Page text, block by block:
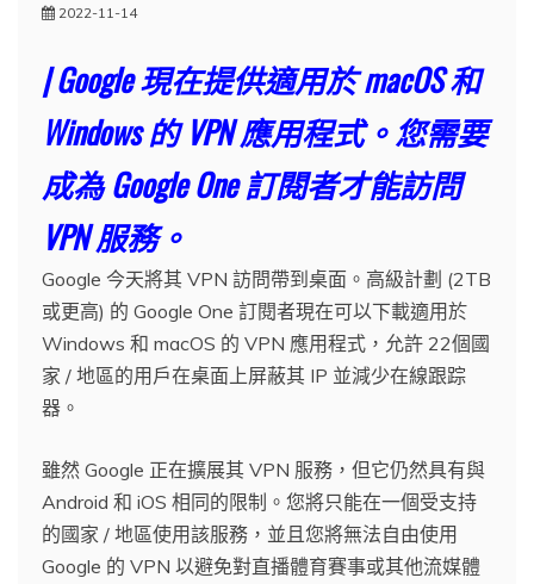
2022-11-14
| Google 現在提供適用於 macOS 和
Windows 的 VPN 應用程式。您需要
成為 Google One 訂閱者才能訪問
VPN 服務。
Google 今天將其 VPN 訪問帶到桌面。高級計劃 (2TB
或更高) 的 Google One 訂閱者現在可以下載適用於
Windows 和 macOS 的 VPN 應用程式，允許 22個國
家 / 地區的用戶在桌面上屏蔽其 IP 並減少在線跟踪
器。
雖然 Google 正在擴展其 VPN 服務，但它仍然具有與
Android 和 iOS 相同的限制。您將只能在一個受支持
的國家 / 地區使用該服務，並且您將無法自由使用
Google 的 VPN 以避免對直播體育賽事或其他流媒體